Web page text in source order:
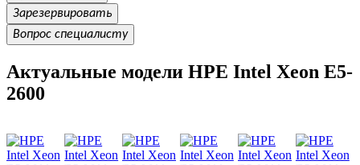
Зарезервировать
Вопрос специалисту
Актуальные модели HPE Intel Xeon E5-
2600